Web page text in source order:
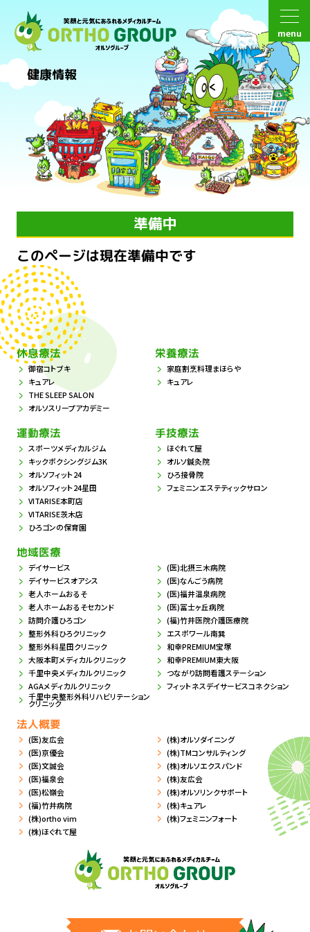
menu
健康情報
準備中
このページは現在準備中です
休息療法
御宿コトブキ
キュアレ
THE SLEEP SALON
オルソスリープアカデミー
栄養療法
家庭割烹料理まほらや
キュアレ
運動療法
スポーツメディカルジム
キックボクシングジム3K
オルソフィット24
オルソフィット24星田
VITARISE本町店
VITARISE茨木店
ひろゴンの保育園
手技療法
ほぐれて屋
オルソ鍼灸院
ひろ接骨院
フェミニンエステティックサロン
地域医療
デイサービス
デイサービスオアシス
老人ホームおるそ
老人ホームおるそセカンド
訪問介護ひろゴン
整形外科ひろクリニック
整形外科星田クリニック
大阪本町メディカルクリニック
千里中央メディカルクリニック
AGAメディカルクリニック
千里中央整形外科リハビリテーション
クリニック
(医)北摂三木病院
(医)なんごう病院
(医)福井温泉病院
(医)冨士ヶ丘病院
(福)竹井医院介護医療院
エスポワール南巽
和幸PREMIUM宝塚
和幸PREMIUM東大阪
つながり訪問看護ステーション
フィットネスデイサービスコネクション
法人概要
(医)友広会
(医)京優会
(医)文誠会
(医)福泉会
(医)松嶺会
(福)竹井病院
(株)ortho vim
(株)ほぐれて屋
(株)オルソダイニング
(株)TMコンサルティング
(株)オルソエクスパンド
(株)友広会
(株)オルソリンクサポート
(株)キュアレ
(株)フェミニンフォート